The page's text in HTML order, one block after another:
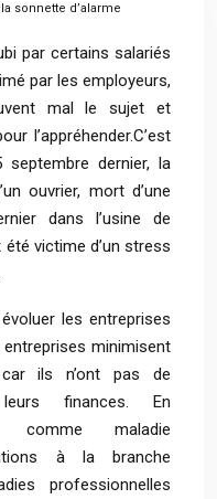
sonnette d’alarme
par certains salariés
par les employeurs,
mal le sujet et
l’appréhender.C’est
dernier, la
ouvrier, mort d’une
dans l’usine de
victime d’un stress
les entreprises
minimisent
ils n’ont pas de
finances. En
comme maladie
à la branche
professionnelles